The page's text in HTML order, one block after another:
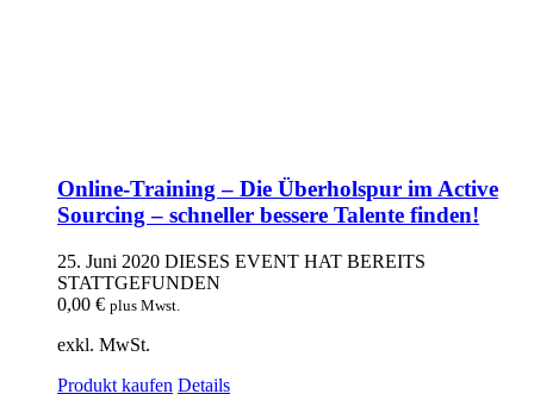
Online-Training – Die Überholspur im Active
Sourcing – schneller bessere Talente finden!
25. Juni 2020 DIESES EVENT HAT BEREITS
STATTGEFUNDEN
0,00 € plus Mwst.
exkl. MwSt.
Produkt kaufen Details